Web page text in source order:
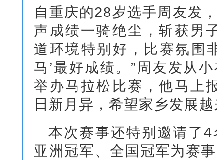
自重庆的28岁选手周友发
声成绩一骑绝尘，斩获男
道环境特别好，比赛氛围
马’最好成绩。”周友发从
举办马拉松比赛，他马上
日新月异，希望家乡发展
本次赛事还特别邀请了
亚洲冠军、全国冠军为赛